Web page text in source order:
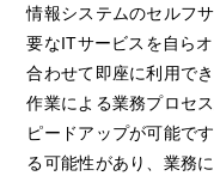
情報システムのセルフ
要なITサービスを自ら
合わせて即座に利用で
作業による業務プロセ
ピードアップが可能で
る可能性があり、業務